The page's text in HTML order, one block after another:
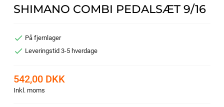
SHIMANO COMBI PEDALSÆT 9/16
 På fjernlager
 Leveringstid 3-5 hverdage
542,00 DKK
Inkl. moms